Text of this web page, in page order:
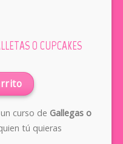
O CUPCAKES
curso de Gallegas o
tú quieras